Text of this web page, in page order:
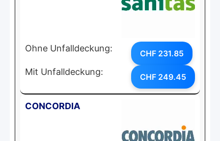
Ohne Unfalldeckung: CHF 231.85
Mit Unfalldeckung: CHF 249.45
CONCORDIA